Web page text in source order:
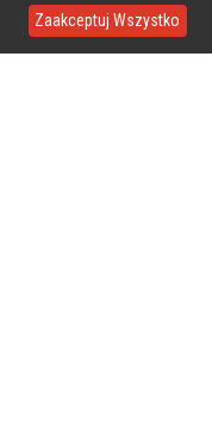
Zaakceptuj Wszystko